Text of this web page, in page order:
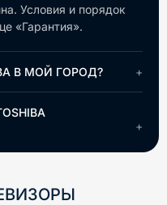
Условия и порядок
«Гарантия».
В МОЙ ГОРОД?